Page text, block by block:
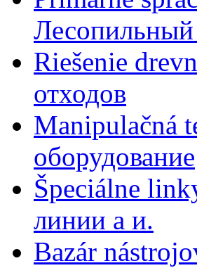
Лесопильный
Riešenie
отходов
Manipulačná
оборудование
Špeciálne
линии a и.
Bazár